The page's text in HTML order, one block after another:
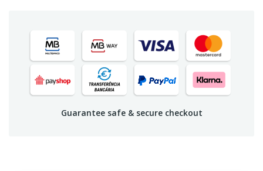
Guarantee safe & secure checkout